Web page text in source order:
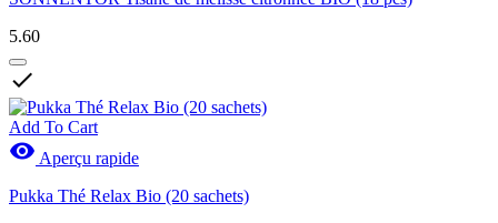
5.60

Add To Cart
 Aperçu rapide
Pukka Thé Relax Bio (20 sachets)